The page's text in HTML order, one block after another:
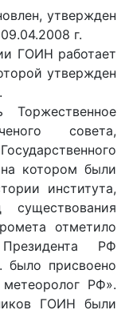
утвержден
г.
ГОИН работает
утвержден
совета,
на котором были
института,
отметило
РФ
было присвоено
РФ».
ГОИН были